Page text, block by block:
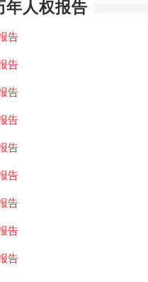
年人权报告
告
告
告
告
告
告
告
告
告